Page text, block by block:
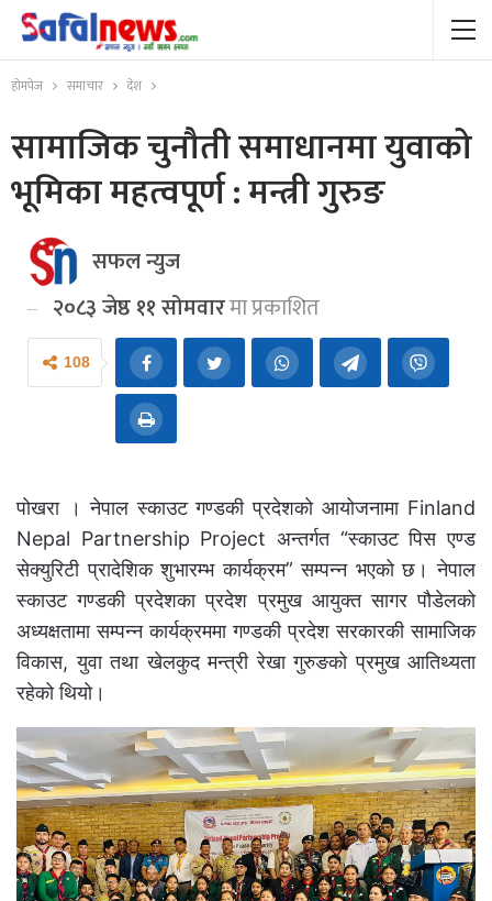
होमपेज समाचार देश
सामाजिक चुनौती समाधानमा युवाको
भूमिका महत्वपूर्ण : मन्त्री गुरुङ
सफल न्युज
२०८३ जेष्ठ ११ सोमवारमा प्रकाशित
108
पोखरा । नेपाल स्काउट गण्डकी प्रदेशको आयोजनामा Finland
Nepal Partnership Project अन्तर्गत “स्काउट पिस एण्ड
सेक्युरिटी प्रादेशिक शुभारम्भ कार्यक्रम” सम्पन्न भएको छ। नेपाल
स्काउट गण्डकी प्रदेशका प्रदेश प्रमुख आयुक्त सागर पौडेलको
अध्यक्षतामा सम्पन्न कार्यक्रममा गण्डकी प्रदेश सरकारकी सामाजिक
विकास, युवा तथा खेलकुद मन्त्री रेखा गुरुङको प्रमुख आतिथ्यता
रहेको थियो।